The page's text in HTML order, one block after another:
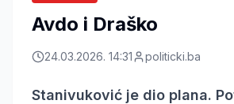
Avdo i Draško
24.03.2026. 14:31 politicki.ba
Stanivuković je dio plana.